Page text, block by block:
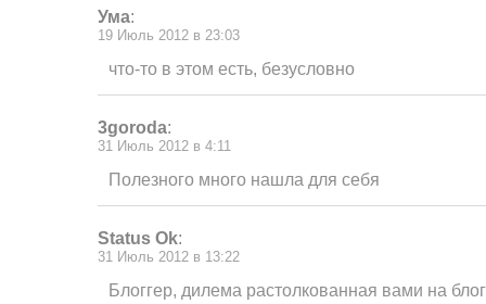
Ума:
19 Июль 2012 в 23:03
что-то в этом есть, безусловно
3goroda:
31 Июль 2012 в 4:11
Полезного много нашла для себя
Status Ok:
31 Июль 2012 в 13:22
Блоггер, дилема растолкованная вами на